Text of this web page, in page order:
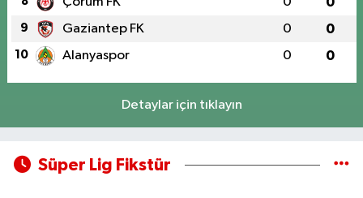
9 Gaziantep FK 0 0
10 Alanyaspor 0 0
Detaylar için tıklayın
Süper Lig Fikstür